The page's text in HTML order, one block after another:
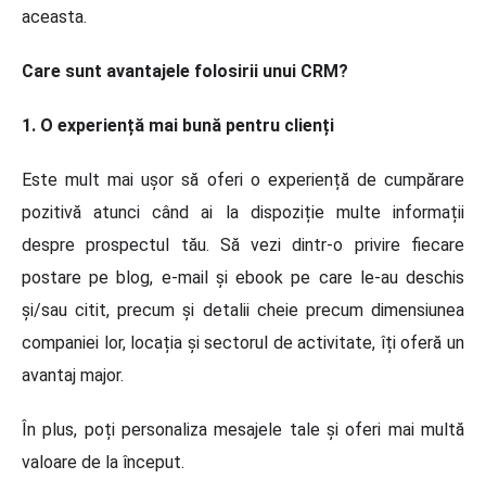
aceasta.
Care sunt avantajele folosirii unui CRM?
1. O experiență mai bună pentru clienți
Este mult mai ușor să oferi o experiență de cumpărare
pozitivă atunci când ai la dispoziție multe informații
despre prospectul tău. Să vezi dintr-o privire fiecare
postare pe blog, e-mail și ebook pe care le-au deschis
și/sau citit, precum și detalii cheie precum dimensiunea
companiei lor, locația și sectorul de activitate, îți oferă un
avantaj major.
În plus, poți personaliza mesajele tale și oferi mai multă
valoare de la început.